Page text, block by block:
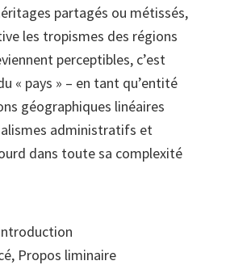
partagés ou métissés,
les tropismes des régions
perceptibles, c’est
« pays » – en tant qu’entité
géographiques linéaires
administratifs et
dans toute sa complexité
Propos liminaire